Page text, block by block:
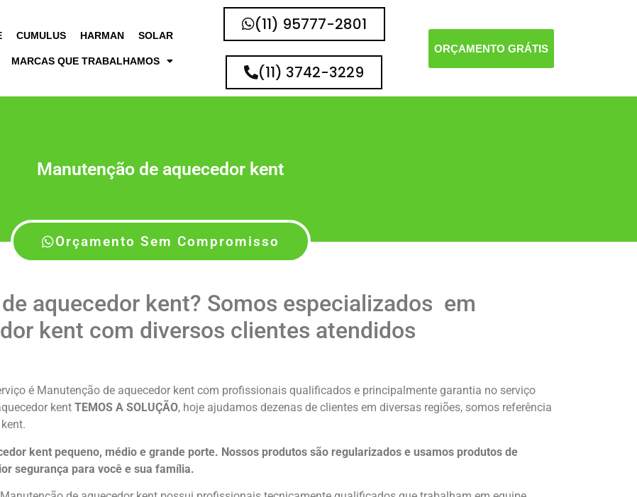
CUMULUS HARMAN SOLAR
MARCAS QUE TRABALHAMOS
(11) 95777-2801
(11) 3742-3229
ORÇAMENTO GRÁTIS
Manutenção de aquecedor kent
Orçamento Sem Compromisso
aquecedor kent? Somos especializados em
kent com diversos clientes atendidos
é Manutenção de aquecedor kent com profissionais qualificados e principalmente garantia no serviço
kent TEMOS A SOLUÇÃO, hoje ajudamos dezenas de clientes em diversas regiões, somos referência
kent pequeno, médio e grande porte. Nossos produtos são regularizados e usamos produtos de
segurança para você e sua família.